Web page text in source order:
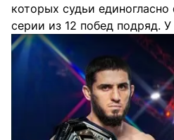
которых судьи
серии из 12 побед подряд.